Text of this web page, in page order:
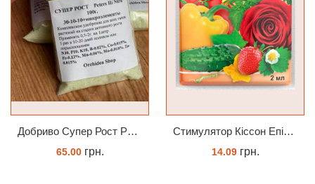
Добриво Супер Рост Peters Hi Nitro 30-10-10 + мікроелементи
65.00грн.
Cтимулятор Кіссон Епін +
14.09грн.